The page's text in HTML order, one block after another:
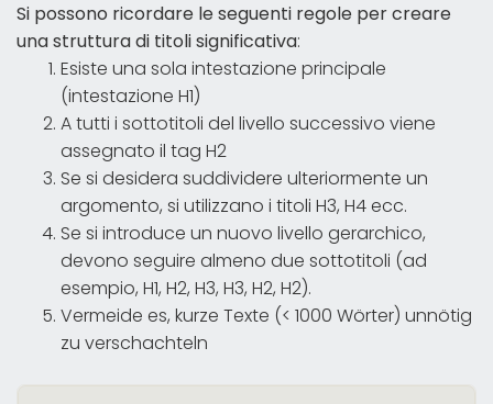
Si possono ricordare le seguenti regole per creare
una struttura di titoli significativa:
Esiste una sola intestazione principale
(intestazione H1)
A tutti i sottotitoli del livello successivo viene
assegnato il tag H2
Se si desidera suddividere ulteriormente un
argomento, si utilizzano i titoli H3, H4 ecc.
Se si introduce un nuovo livello gerarchico,
devono seguire almeno due sottotitoli (ad
esempio, H1, H2, H3, H3, H2, H2).
Vermeide es, kurze Texte (< 1000 Wörter) unnötig
zu verschachteln